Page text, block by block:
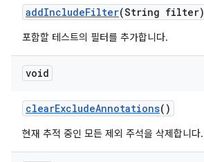
addIncludeFilter(String filter)
포함할 테스트의 필터를 추가합니다.
void
clearExcludeAnnotations()
현재 추적 중인 모든 제외 주석을 삭제합니다.